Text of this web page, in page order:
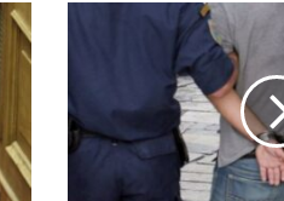
ηχορύπανση
και